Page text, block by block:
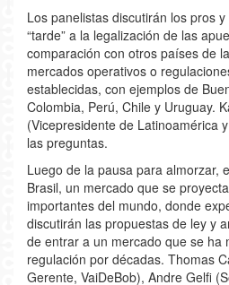
Los panelistas discutirán los pros
“tarde” a la legalización de las
comparación con otros países de
mercados operativos o
establecidas, con ejemplos de
Colombia, Perú, Chile y Uruguay.
(Vicepresidente de Latinoamérica
las preguntas.
Luego de la pausa para almorzar,
Brasil, un mercado que se
importantes del mundo, donde
discutirán las propuestas de ley y
de entrar a un mercado que se ha
regulación por décadas. Thomas
Gerente, VaiDeBob), Andre Gelfi